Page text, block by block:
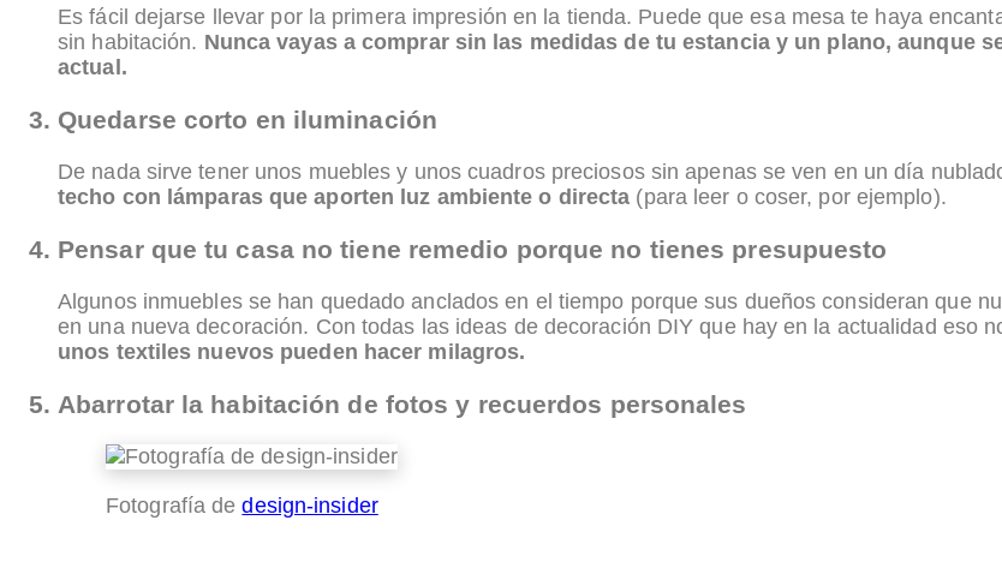
Es fácil dejarse llevar por la primera impresión en la tienda. Puede que esa mesa te haya
sin habitación. Nunca vayas a comprar sin las medidas de tu estancia y un plano, aunque
actual.
Quedarse corto en iluminación
De nada sirve tener unos muebles y unos cuadros preciosos sin apenas se ven en un día
techo con lámparas que aporten luz ambiente o directa (para leer o coser, por ejemplo).
Pensar que tu casa no tiene remedio porque no tienes presupuesto
Algunos inmuebles se han quedado anclados en el tiempo porque sus dueños consideran que
en una nueva decoración. Con todas las ideas de decoración DIY que hay en la actualidad eso
unos textiles nuevos pueden hacer milagros.
Abarrotar la habitación de fotos y recuerdos personales
Fotografía dedesign-insider